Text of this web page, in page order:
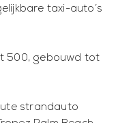
taxi-auto’s
500, gebouwd tot
strandauto